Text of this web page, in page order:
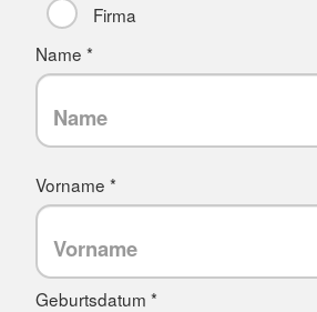
Firma
Name *
Vorname *
Geburtsdatum *